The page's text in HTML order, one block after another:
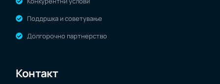
Поддршка и советување
Долгорочно партнерство
Контакт